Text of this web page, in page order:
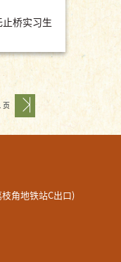
桥实习生
页
角地铁站C出口)